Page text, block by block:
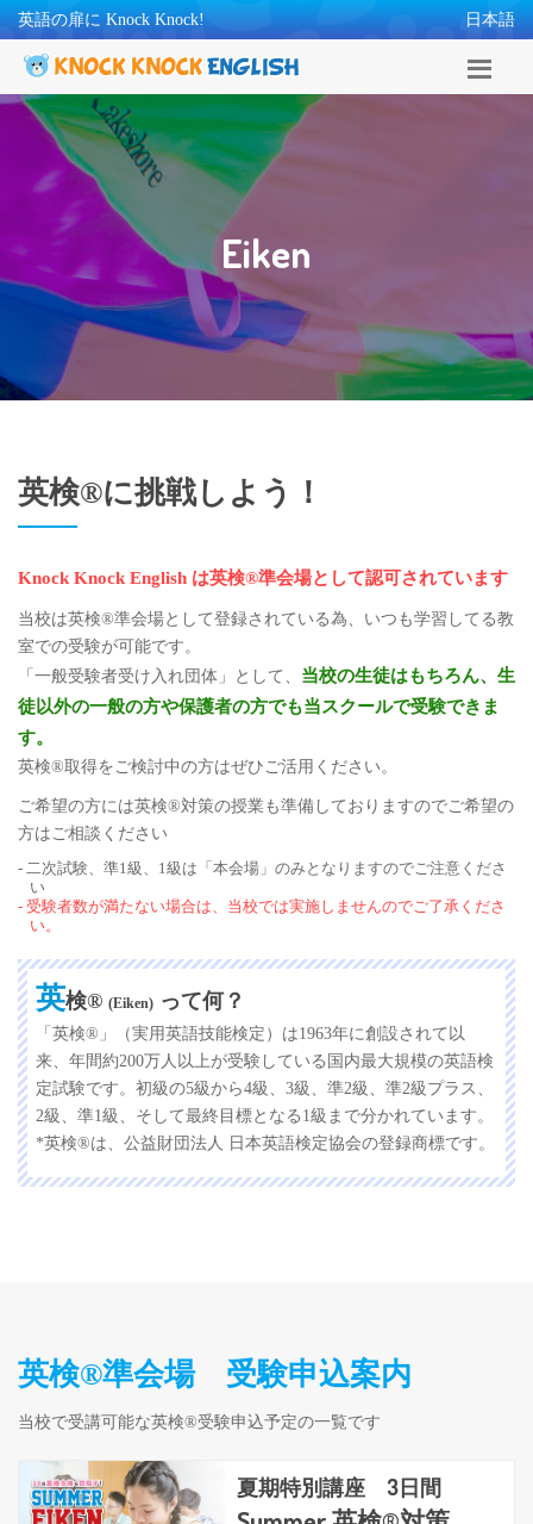
英語の扉に Knock Knock! 日本語
Eiken
英検®に挑戦しよう！
Knock Knock English は英検®準会場として認可されています
当校は英検®準会場として登録されている為、いつも学習してる教
室での受験が可能です。
「一般受験者受け入れ団体」として、 当校の生徒はもちろん、生
徒以外の一般の方や保護者の方でも当スクールで受験できま
す。
英検®取得をご検討中の方はぜひご活用ください。
ご希望の方には英検®対策の授業も準備しておりますのでご希望の
方はご相談ください
二次試験、準1級、1級は「本会場」のみとなりますのでご注意くださ
い
受験者数が満たない場合は、当校では実施しませんのでご了承くださ
い。
英検® (Eiken) って何？
「英検®」（実用英語技能検定）は1963年に創設されて以
来、年間約200万人以上が受験している国内最大規模の英語検
定試験です。初級の5級から4級、3級、準2級、準2級プラス、
2級、準1級、そして最終目標となる1級まで分かれています。
*英検®は、公益財団法人 日本英語検定協会の登録商標です。
英検®準会場 受験申込案内
当校で受講可能な英検®受験申込予定の一覧です
夏期特別講座 3日間